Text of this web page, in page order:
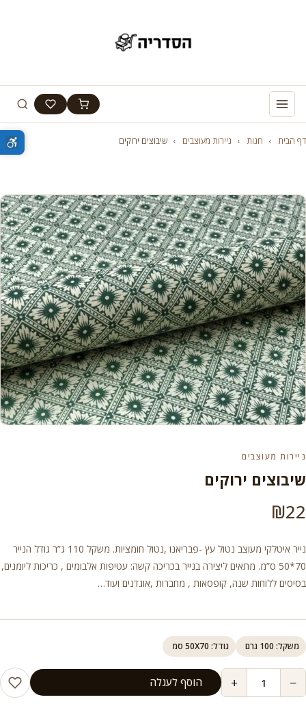
דף הבית › חנות › ניירות מעוצבים › שיבוצים ירוקים
ניירות מעוצבים
שיבוצים ירוקים
₪22
נייר איטלקי מעוצב נטול עץ -פבריאנו ,נטול חומציות. משקל 110 ג”ר גודל הנייר
70*50 ס”מ. מתאים ליצירה בנייר בכריכה קשה: עטיפות אלבומים , כריכות ליומנים,
בסיסים ללוחות שנה, קופסאות , מחברות ,אוגדנים ועוד…
משקל: 100 גרם גודל: 50X70 סמ
−
+ הוסף לעגלה